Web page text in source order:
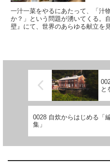
一汁一菜をやるにあたって、「汁
か？」という問題が湧いてくる。
壁』にて、世界のあらゆる献立を
と
0028 自炊からはじめる「
集」